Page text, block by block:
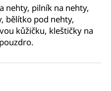
nehty, pilník na nehty,
bělítko pod nehty,
kůžičku, kleštičky na